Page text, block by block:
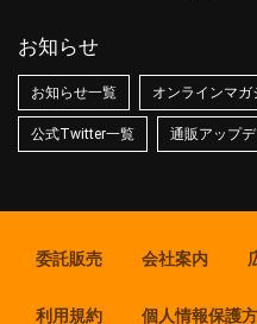
お知らせ
お知らせ一覧 オンラインマガ
公式Twitter一覧 通販アップ
委託販売 会社案内
利用規約 個人情報保護